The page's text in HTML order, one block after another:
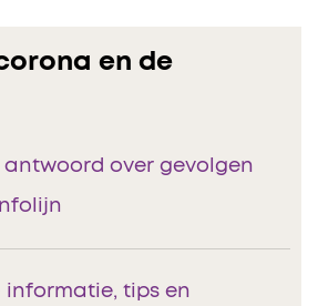
en de
antwoord over gevolgen
informatie, tips en